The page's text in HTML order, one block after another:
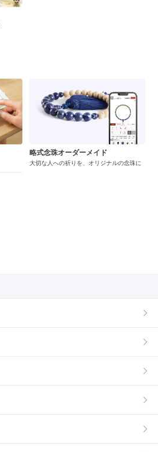
略式念珠オーダーメイド
大切な人への祈りを、オリジナルの念珠に